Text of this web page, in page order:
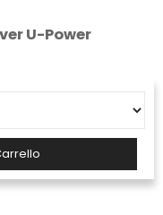
U-Power